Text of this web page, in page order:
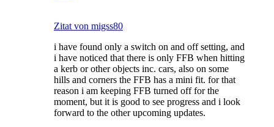
Zitat von migss80
i have found only a switch on and off setting, and
i have noticed that there is only FFB when hitting
a kerb or other objects inc. cars, also on some
hills and corners the FFB has a mini fit. for that
reason i am keeping FFB turned off for the
moment, but it is good to see progress and i look
forward to the other upcoming updates.